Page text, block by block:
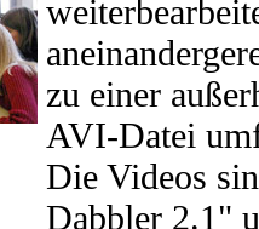
zu einer
AVI-Datei
Die Videos
Dabbler 2.1"